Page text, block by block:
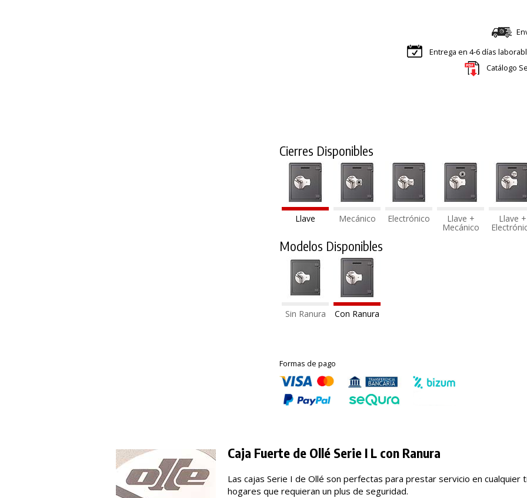
Entrega en 4-6 días
Catálogo
Cierres Disponibles
Llave Mecánico Electrónico Llave +
Mecánico
Llave +
Modelos Disponibles
Sin Ranura Con Ranura
Formas de pago
Caja Fuerte de Ollé Serie I L con Ranura
Las cajas Serie I de Ollé son perfectas para prestar servicio en cualquier
hogares que requieran un plus de seguridad.